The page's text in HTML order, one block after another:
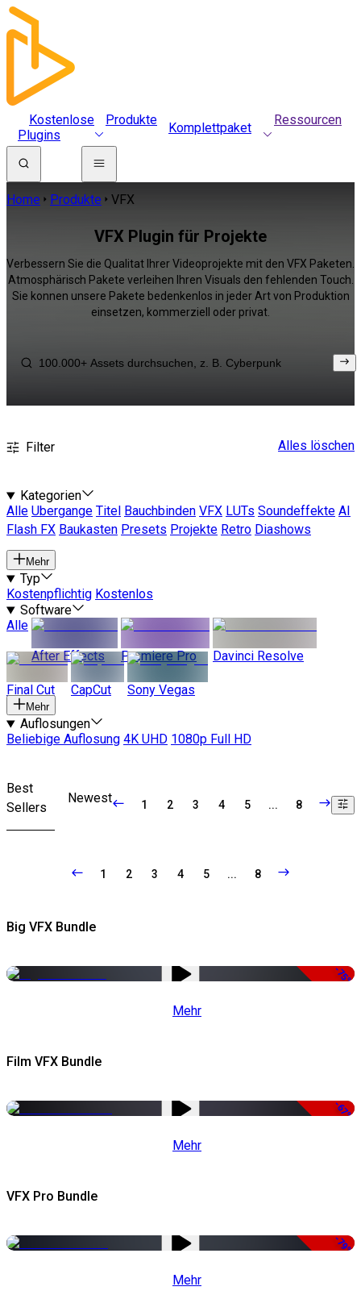
Kostenlose
Plugins
Produkte Komplettpaket Ressourcen
Home Produkte VFX
VFX Plugin für Projekte
Verbessern Sie die Qualitat Ihrer Videoprojekte mit den VFX Paketen.
Atmosphärisch Pakete verleihen Ihren Visuals den fehlenden Touch.
Sie konnen unsere Pakete bedenkenlos in jeder Art von Produktion
einsetzen, kommerziell oder privat.
Filter Alles löschen
Kategorien
Alle Ubergange Titel Bauchbinden VFX LUTs Soundeffekte AI
Flash FX Baukasten Presets Projekte Retro Diashows
Mehr
Typ
Kostenpflichtig Kostenlos
Software
Alle
After Effects
Premiere Pro Davinci Resolve
Final Cut CapCut Sony Vegas
Mehr
Auflosungen
Beliebige Auflosung 4K UHD 1080p Full HD
Best
Sellers
Newest 1 2 3 4 5 ... 8
1 2 3 4 5 ... 8
Big VFX Bundle
-75%
Mehr
Film VFX Bundle
-67%
Mehr
VFX Pro Bundle
-79%
Mehr